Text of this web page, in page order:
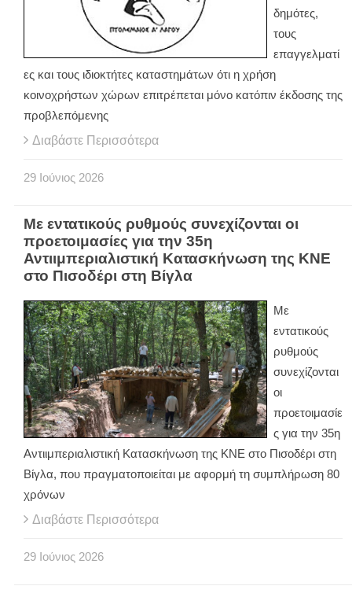
δημότες,
τους
επαγγελματί
ες και τους ιδιοκτήτες καταστημάτων ότι η χρήση
κοινοχρήστων χώρων επιτρέπεται μόνο κατόπιν έκδοσης της
προβλεπόμενης
Διαβάστε Περισσότερα
29 Ιούνιος 2026
Με εντατικούς ρυθμούς συνεχίζονται οι
προετοιμασίες για την 35η
Αντιιμπεριαλιστική Κατασκήνωση της ΚΝΕ
στο Πισοδέρι στη Βίγλα
Με
εντατικούς
ρυθμούς
συνεχίζονται
οι
προετοιμασίε
ς για την 35η
Αντιιμπεριαλιστική Κατασκήνωση της ΚΝΕ στο Πισοδέρι στη
Βίγλα, που πραγματοποιείται με αφορμή τη συμπλήρωση 80
χρόνων
Διαβάστε Περισσότερα
29 Ιούνιος 2026